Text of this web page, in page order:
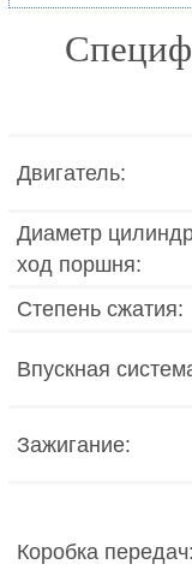
Двигатель:
Диаметр
ход поршня:
Степень сжатия:
Впускная
Зажигание:
Коробка передач: